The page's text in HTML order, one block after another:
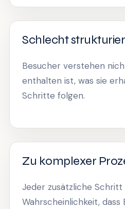
Schlecht
Besucher verstehen
enthalten ist, was sie
Schritte folgen.
Zu komplexer
Jeder zusätzliche
Wahrscheinlichkeit, dass